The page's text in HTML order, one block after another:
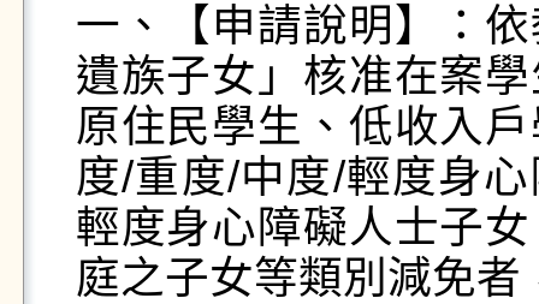
一、【申請說明】：
遺族子女」核准在案
原住民學生、低收入
度/重度/中度/輕度身
輕度身心障礙人士子
庭之子女等類別減免